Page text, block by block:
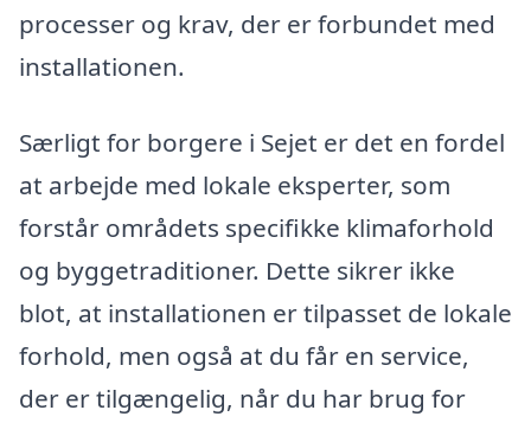
processer og krav, der er forbundet med
installationen.
Særligt for borgere i Sejet er det en fordel
at arbejde med lokale eksperter, som
forstår områdets specifikke klimaforhold
og byggetraditioner. Dette sikrer ikke
blot, at installationen er tilpasset de lokale
forhold, men også at du får en service,
der er tilgængelig, når du har brug for